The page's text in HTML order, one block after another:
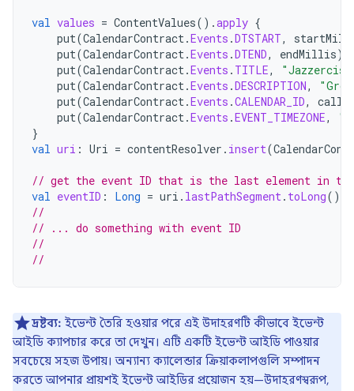
val values = ContentValues().apply {
put(CalendarContract.Events .DTSTART,
put(CalendarContract.Events .DTEND, endMillis)
put(CalendarContract.Events . TITLE,
put(CalendarContract.Events .DESCRIPTION,
put(CalendarContract.Events .CALENDAR_ID, calID
put(CalendarContract.Events .EVENT_TIMEZONE,
}
val uri : Uri = contentResolver . insert(
// get the event ID that is the last element in
val eventID : Long = uri . lastPathSegment. toLong()
//
// ... do something with event ID
//
//
দ্রষ্টব্য: ইভেন্ট তৈরি হওয়ার পরে এই উদাহরণটি কীভাবে ইভেন্ট
আইডি ক্যাপচার করে তা দেখুন। এটি একটি ইভেন্ট আইডি পাওয়ার
সবচেয়ে সহজ উপায়। অন্যান্য ক্যালেন্ডার ক্রিয়াকলাপগুলি সম্পাদন
করতে আপনার প্রায়শই ইভেন্ট আইডির প্রয়োজন হয়—উদাহরণস্বরূপ,